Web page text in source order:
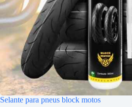
Selante para pneus block motos